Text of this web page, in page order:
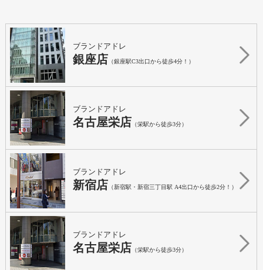
ブランドアドレ
銀座店 （銀座駅C3出口から徒歩4分！）
ブランドアドレ
名古屋栄店 （栄駅から徒歩3分）
ブランドアドレ
新宿店 （新宿駅・新宿三丁目駅 A4出口から徒歩2分！）
ブランドアドレ
名古屋栄店 （栄駅から徒歩3分）